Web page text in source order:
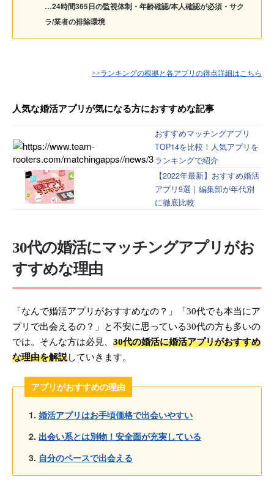
…24時間365日の監視体制・年齢確認/本人確認が必須・サク
ラ/業者の排除環境
>>ランキングの根拠と各アプリの得点詳細はこちら
人気な婚活アプリが気になる方におすすめな記事
おすすめマッチングアプリ
TOP14を比較！人気アプリを
ランキングで紹介
【2022年最新】おすすめ婚活
アプリ9選｜編集部が年代別
に徹底比較
30代の婚活にマッチングアプリがお
すすめな理由
「なんで婚活アプリがおすすめなの？」「30代でも本当にア
プリで出会えるの？」と不安に思っている30代の方も多いの
では。そんな方は必見、 30代の婚活に婚活アプリがおすすめ
な理由を解説していきます。
アプリがおすすめの理由
婚活アプリはお手頃価格で出会いやすい
出会い系とは別物！安全面が充実している
自分のペースで出会える